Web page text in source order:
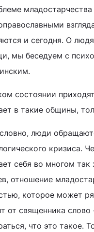
и сегодня. О
мы беседуем с
состоянии
в такие общины,
люди
кризиса.
себя во многом так
отношение
которое может
от священника слово
что это такое.